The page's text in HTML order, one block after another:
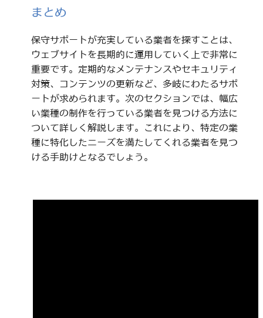
まとめ
保守サポートが充実している業者を探すことは、
ウェブサイトを長期的に運用していく上で非常に
重要です。定期的なメンテナンスやセキュリティ
対策、コンテンツの更新など、多岐にわたるサポ
ートが求められます。次のセクションでは、幅広
い業種の制作を行っている業者を見つける方法に
ついて詳しく解説します。これにより、特定の業
種に特化したニーズを満たしてくれる業者を見つ
ける手助けとなるでしょう。